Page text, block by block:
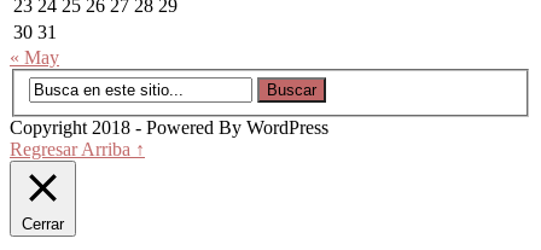
23 24 25 26 27 28 29
30 31
« May
Copyright 2018 - Powered By WordPress
Regresar Arriba ↑
Cerrar